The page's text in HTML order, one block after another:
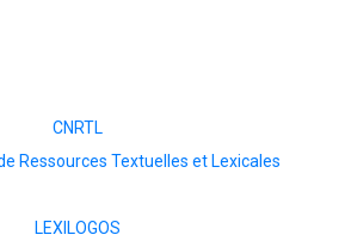
CNRTL
Ressources Textuelles et Lexicales
LEXILOGOS